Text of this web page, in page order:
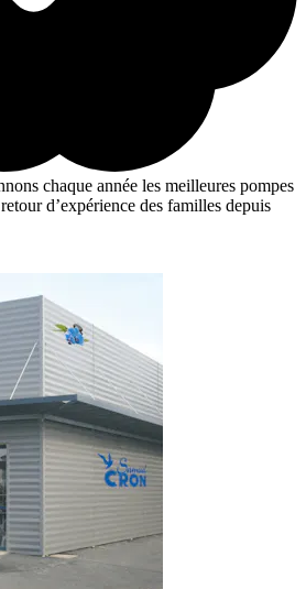
chaque année les meilleures pompes
d’expérience des familles depuis